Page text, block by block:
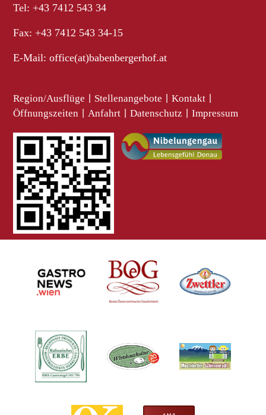
Tel: +43 7412 543 34
Fax: +43 7412 543 34-15
E-Mail:office(at)babenbergerhof.at
Region/Ausflüge Stellenangebote Kontakt
Öffnungszeiten Anfahrt Datenschutz Impressum